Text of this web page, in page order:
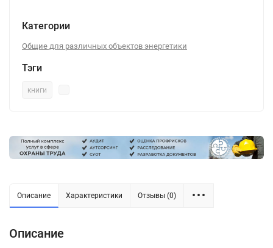
Категории
Общие для различных объектов энергетики
Тэги
книги
Описание Характеристики Отзывы (0)
Описание